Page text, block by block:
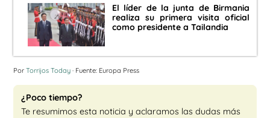
El líder de la junta de Birmania
realiza su primera visita oficial
como presidente a Tailandia
Por Torrijos Today · Fuente: Europa Press
¿Poco tiempo?
Te resumimos esta noticia y aclaramos las dudas más